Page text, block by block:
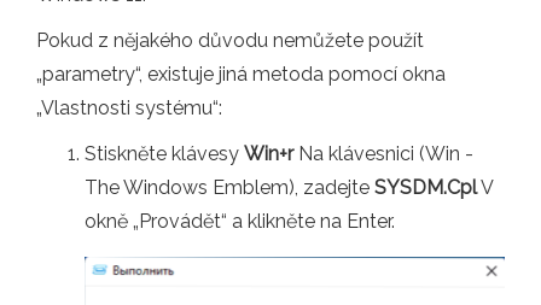
Pokud z nějakého důvodu nemůžete použít
„parametry“, existuje jiná metoda pomocí okna
„Vlastnosti systému“:
Stiskněte klávesy Win+rNa klávesnici (Win -
The Windows Emblem), zadejte SYSDM.CplV
okně „Provádět“ a klikněte na Enter.